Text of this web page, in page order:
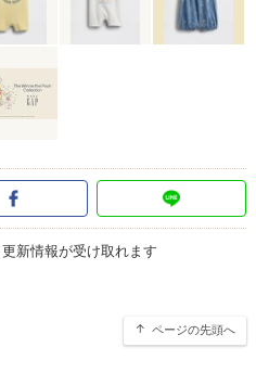
新情報が受け取れます
ページの先頭へ